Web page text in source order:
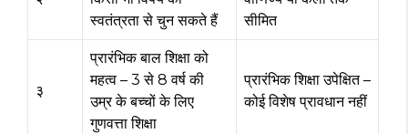
स्वतंत्रता से चुन सकते हैं
सीमित
३
प्रारंभिक बाल शिक्षा को
महत्व – 3 से 8 वर्ष की
उम्र के बच्चों के लिए
गुणवत्ता शिक्षा
प्रारंभिक शिक्षा उपेक्षित –
कोई विशेष प्रावधान नहीं